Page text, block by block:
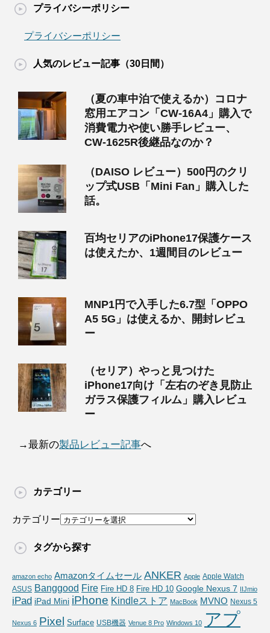
プライバシーポリシー
プライバシーポリシー
人気のレビュー記事（30日間）
（夏の車中泊で使えるか）コロナ
窓用エアコン「CW-16A4」購入で
消費電力や使い勝手レビュー、
CW-1625R後継品なのか？
（DAISO レビュー）500円のクリ
ップ式USB「Mini Fan」購入した
話。
百均セリアのiPhone17保護ケース
は使えたか、1週間目のレビュー
MNP1円で入手した6.7型「OPPO
A5 5G」は使えるか、開封レビュ
ー
（セリア）やっと見つけた
iPhone17向け「左右のぞき見防止
ガラス保護フィルム」購入レビュ
ー
→最新の製品レビュー記事へ
カテゴリー
カテゴリー
タグから探す
amazon echo Amazonタイムセール ANKER Apple Apple Watch
ASUS Banggood Fire Fire HD 8 Fire HD 10 Google Nexus 7 IIJmio
iPad iPad Mini iPhone Kindleストア MacBook MVNO Nexus 5
Nexus 6 Pixel Surface USB機器 Venue 8 Pro Windows 10 アプ